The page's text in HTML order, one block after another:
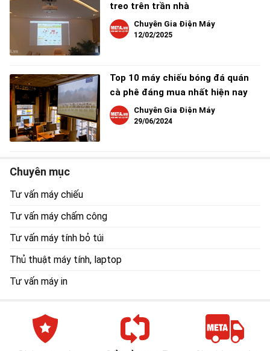
treo trên trần nhà
Chuyên Gia Điện Máy
12/02/2025
Top 10 máy chiếu bóng đá quán
cà phê đáng mua nhất hiện nay
Chuyên Gia Điện Máy
29/06/2024
Chuyên mục
Tư vấn máy chiếu
Tư vấn máy chấm công
Tư vấn máy tính bỏ túi
Thủ thuật máy tính, laptop
Tư vấn máy in